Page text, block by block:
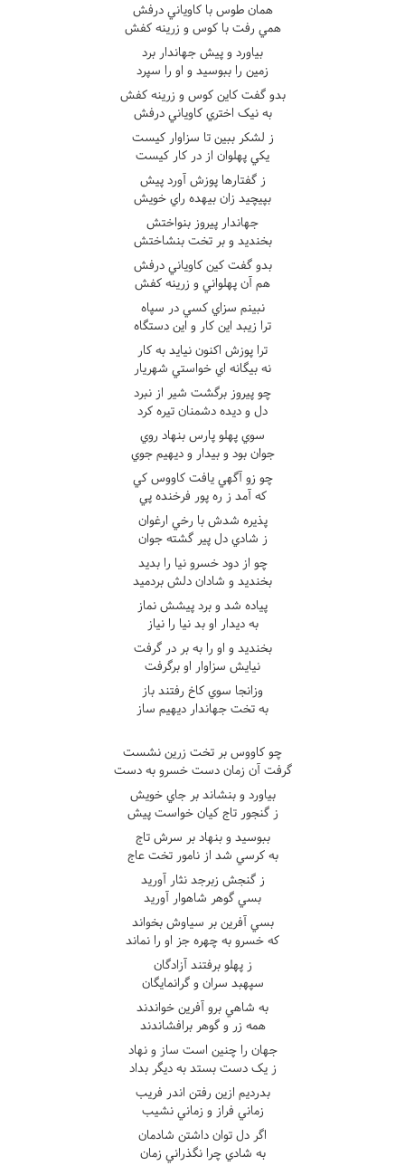
همان طوس با کاوياني درفش
همي رفت با کوس و زرينه کفش
بياورد و پيش جهاندار برد
زمين را ببوسيد و او را سپرد
بدو گفت کاين کوس و زرينه کفش
به نيک اختري کاوياني درفش
ز لشکر ببين تا سزاوار کيست
يکي پهلوان از در کار کيست
ز گفتارها پوزش آورد پيش
بپيچيد زان بيهده راي خويش
جهاندار پيروز بنواختش
بخنديد و بر تخت بنشاختش
بدو گفت کين کاوياني درفش
هم آن پهلواني و زرينه کفش
نبينم سزاي کسي در سپاه
ترا زيبد اين کار و اين دستگاه
ترا پوزش اکنون نيايد به کار
نه بيگانه اي خواستي شهريار
چو پيروز برگشت شير از نبرد
دل و ديده دشمنان تيره کرد
سوي پهلو پارس بنهاد روي
جوان بود و بيدار و ديهيم جوي
چو زو آگهي يافت کاووس کي
که آمد ز ره پور فرخنده پي
پذيره شدش با رخي ارغوان
ز شادي دل پير گشته جوان
چو از دود خسرو نيا را بديد
بخنديد و شادان دلش بردميد
پياده شد و برد پيشش نماز
به ديدار او بد نيا را نياز
بخنديد و او را به بر در گرفت
نيايش سزاوار او برگرفت
وزانجا سوي کاخ رفتند باز
به تخت جهاندار ديهيم ساز
چو کاووس بر تخت زرين نشست
گرفت آن زمان دست خسرو به دست
بياورد و بنشاند بر جاي خويش
ز گنجور تاج کيان خواست پيش
ببوسيد و بنهاد بر سرش تاج
به کرسي شد از نامور تخت عاج
ز گنجش زبرجد نثار آوريد
بسي گوهر شاهوار آوريد
بسي آفرين بر سياوش بخواند
که خسرو به چهره جز او را نماند
ز پهلو برفتند آزادگان
سپهبد سران و گرانمايگان
به شاهي برو آفرين خواندند
همه زر و گوهر برافشاندند
جهان را چنين است ساز و نهاد
ز يک دست بستد به ديگر بداد
بدرديم ازين رفتن اندر فريب
زماني فراز و زماني نشيب
اگر دل توان داشتن شادمان
به شادي چرا نگذراني زمان